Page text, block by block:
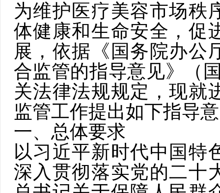
为维护医疗美容市场秩
体健康和生命安全， 促
展，依据《国务院办公
合监管的指导意见》（
关法律法规规定，现就
监管工作提出如下指导
一、 总体要求
以习近平新时代中国特
深入贯彻落实党的二十